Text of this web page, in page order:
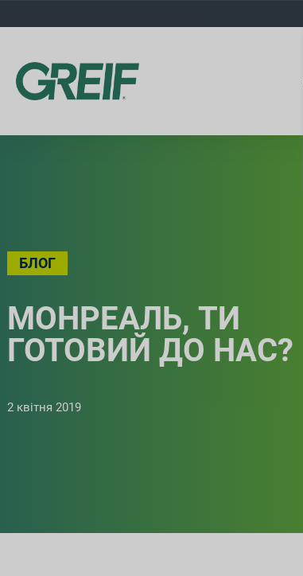
БЛОГ
МОНРЕАЛЬ, ТИ
ГОТОВИЙ ДО НАС?
2 квітня 2019